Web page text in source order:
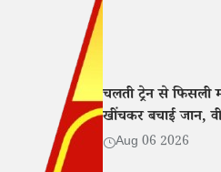
चलती ट्रेन से फिसली
खींचकर बचाई जान,
Aug 06 2026